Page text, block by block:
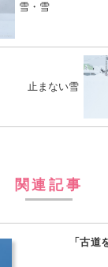
雪・雪
止まない雪
関連記事
「古道